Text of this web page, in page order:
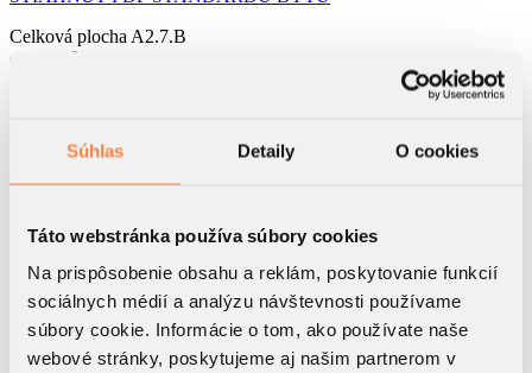
Súhlas Detaily O cookies
Táto webstránka používa súbory cookies
Na prispôsobenie obsahu a reklám, poskytovanie funkcií
sociálnych médií a analýzu návštevnosti používame
súbory cookie. Informácie o tom, ako používate naše
webové stránky, poskytujeme aj našim partnerom v
Celková plocha A2.7.B
90.21
2
Izbový byt
A2
Blok
1. Predsieň 5.38 m
2. Kuchyňa 5.3 m
3. Obývacia izba 32.36 m2